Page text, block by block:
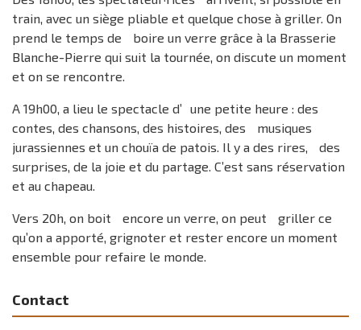
train, avec un siège pliable et quelque chose à griller. On
prend le temps de boire un verre grâce à la Brasserie
Blanche-Pierre qui suit la tournée, on discute un moment
et on se rencontre.
A 19h00, a lieu le spectacle d’ une petite heure : des
contes, des chansons, des histoires, des musiques
jurassiennes et un chouïa de patois. Il y a des rires, des
surprises, de la joie et du partage. C’est sans réservation
et au chapeau.
Vers 20h, on boit encore un verre, on peut griller ce
qu’on a apporté, grignoter et rester encore un moment
ensemble pour refaire le monde.
Contact